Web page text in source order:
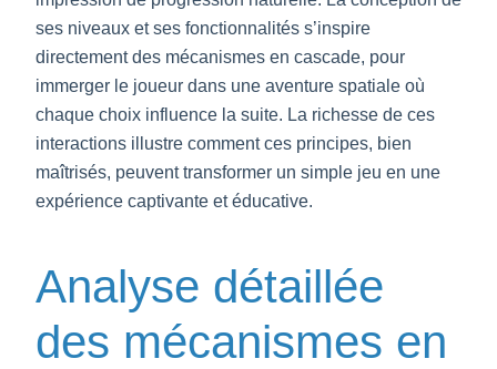
ses niveaux et ses fonctionnalités s’inspire
directement des mécanismes en cascade, pour
immerger le joueur dans une aventure spatiale où
chaque choix influence la suite. La richesse de ces
interactions illustre comment ces principes, bien
maîtrisés, peuvent transformer un simple jeu en une
expérience captivante et éducative.
Analyse détaillée
des mécanismes en